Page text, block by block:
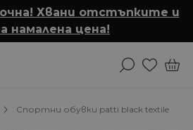
Хвани отстъпките и
намалена цена!
Спортни обувки patti black textile